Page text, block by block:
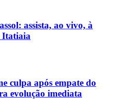
assista, ao vivo, à
Itatiaia
culpa após empate do
evolução imediata